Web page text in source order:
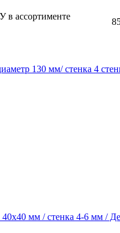
в ассортименте
130 мм/ стенка 4
мм / стенка 4-6 мм /